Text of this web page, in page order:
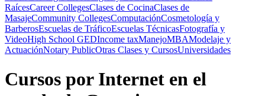
RaícesCareer CollegesClases de CocinaClases de
MasajeCommunity CollegesComputaciónCosmetología y
BarberosEscuelas de TráficoEscuelas TécnicasFotografía y
VideoHigh School GEDIncome taxManejoMBAModelaje y
ActuaciónNotary PublicOtras Clases y CursosUniversidades
Cursos por Internet en el